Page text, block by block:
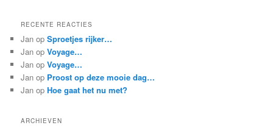
RECENTE REACTIES
Jan opSproetjes rijker…
Jan opVoyage…
Jan opVoyage…
Jan op Proost op deze mooie dag…
Jan opHoe gaat het nu met?
ARCHIEVEN